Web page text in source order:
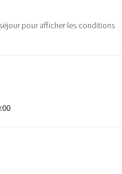
pour afficher les conditions